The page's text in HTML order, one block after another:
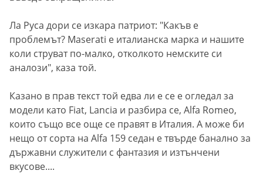
Ла Руса дори се изкара патриот: "Какъв е
проблемът? Maserati е италианска марка и нашите
коли струват по-малко, отколкото немските си
аналози", каза той.
Казано в прав текст той едва ли е се е огледал за
модели като Fiat, Lancia и разбира се, Alfa Romeo,
които също все още се правят в Италия. А може би
нещо от сорта на Alfa 159 седан е твърде банално за
държавни служители с фантазия и изтънчени
вкусове....